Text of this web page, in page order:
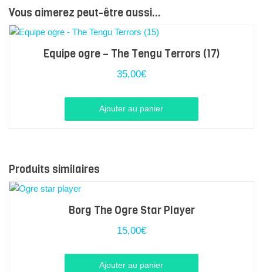
Vous aimerez peut-être aussi…
Equipe ogre – The Tengu Terrors (17)
35,00€
Ajouter au panier
Produits similaires
Borg The Ogre Star Player
15,00€
Ajouter au panier